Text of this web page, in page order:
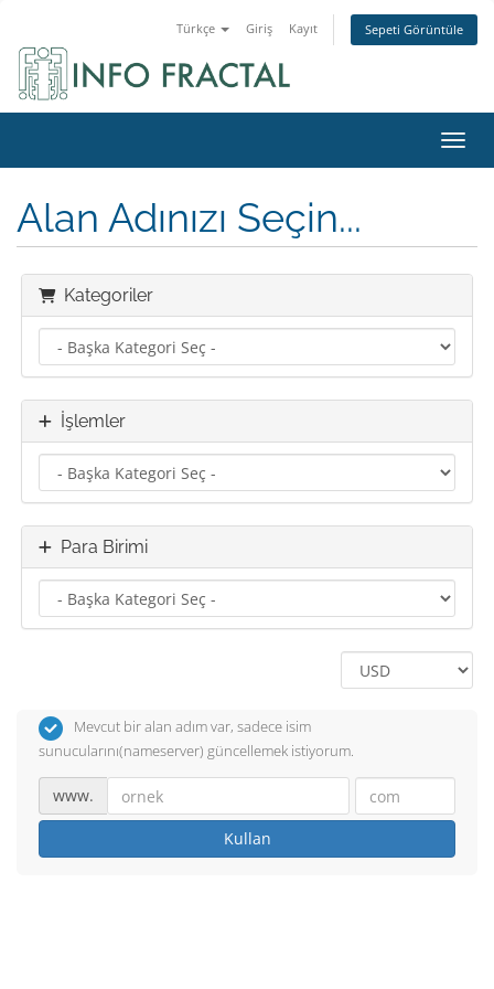
Türkçe Giriş Kayıt Sepeti Görüntüle
Alan Adınızı Seçin...
Kategoriler
İşlemler
Para Birimi
Mevcut bir alan adım var, sadece isim
sunucularını(nameserver) güncellemek istiyorum.
www.
Kullan